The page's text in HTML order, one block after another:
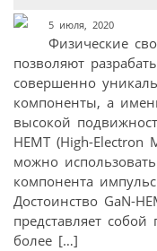
5 июля, 2020
Физические
позволяют
совершенно
компоненты, а
высокой
HEMT (High-Electron
можно
компонента
Достоинство GaN-
представляет собой
более […]